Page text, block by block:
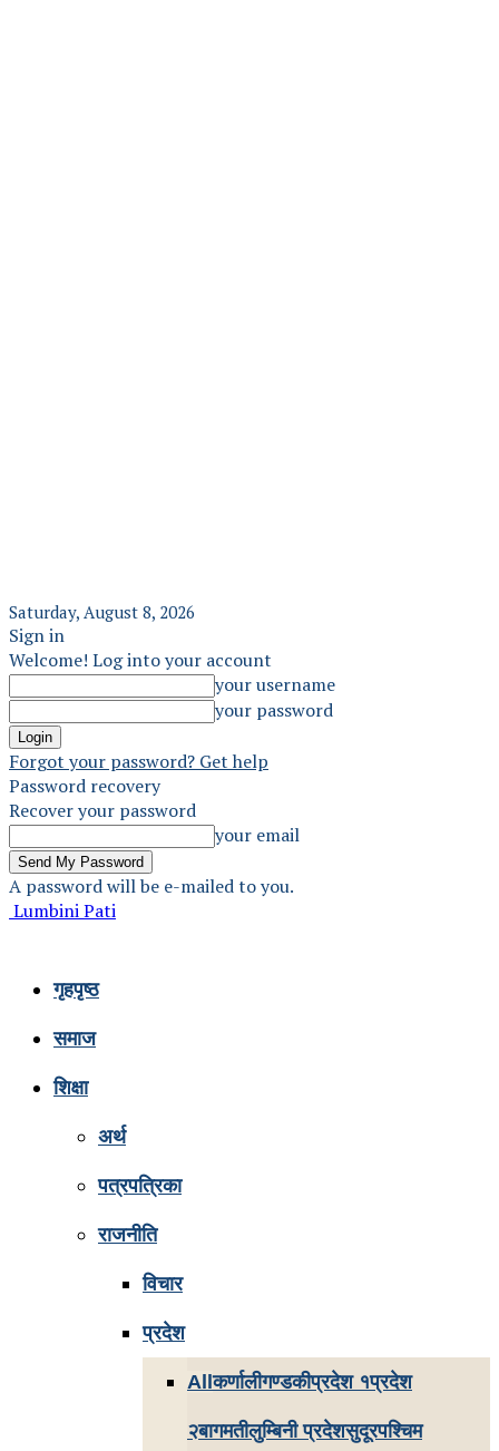
Saturday, August 8, 2026
Sign in
Welcome! Log into your account
your username
your password
Forgot your password? Get help
Password recovery
Recover your password
your email
A password will be e-mailed to you.
Lumbini Pati
गृहपृष्ठ
समाज
शिक्षा
अर्थ
पत्रपत्रिका
राजनीति
विचार
प्रदेश
Allकर्णालीगण्डकीप्रदेश १प्रदेश
२बागमतीलुम्बिनी प्रदेशसुदूरपश्चिम